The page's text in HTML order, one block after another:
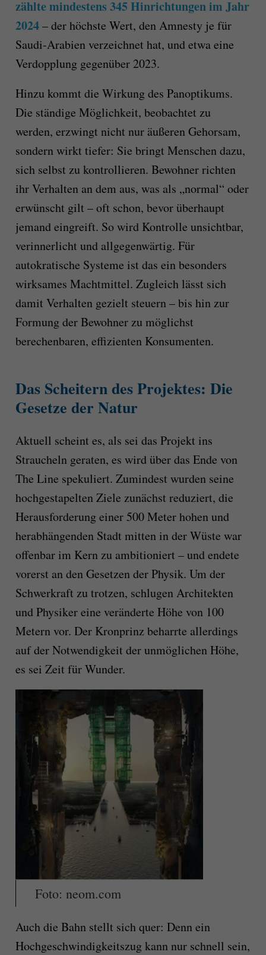
zählte mindestens 345 Hinrichtungen im Jahr
2024– der höchste Wert, den Amnesty je für
Saudi-Arabien verzeichnet hat, und etwa eine
Verdopplung gegenüber 2023.
Hinzu kommt die Wirkung des Panoptikums.
Die ständige Möglichkeit, beobachtet zu
werden, erzwingt nicht nur äußeren Gehorsam,
sondern wirkt tiefer: Sie bringt Menschen dazu,
sich selbst zu kontrollieren. Bewohner richten
ihr Verhalten an dem aus, was als „normal“ oder
erwünscht gilt – oft schon, bevor überhaupt
jemand eingreift. So wird Kontrolle unsichtbar,
verinnerlicht und allgegenwärtig. Für
autokratische Systeme ist das ein besonders
wirksames Machtmittel. Zugleich lässt sich
damit Verhalten gezielt steuern – bis hin zur
Formung der Bewohner zu möglichst
berechenbaren, effizienten Konsumenten.
Das Scheitern des Projektes: Die
Gesetze der Natur
Aktuell scheint es, als sei das Projekt ins
Straucheln geraten, es wird über das Ende von
The Line spekuliert. Zumindest wurden seine
hochgestapelten Ziele zunächst reduziert, die
Herausforderung einer 500 Meter hohen und
herabhängenden Stadt mitten in der Wüste war
offenbar im Kern zu ambitioniert – und endete
vorerst an den Gesetzen der Physik. Um der
Schwerkraft zu trotzen, schlugen Architekten
und Physiker eine veränderte Höhe von 100
Metern vor. Der Kronprinz beharrte allerdings
auf der Notwendigkeit der unmöglichen Höhe,
es sei Zeit für Wunder.
Foto: neom.com
Auch die Bahn stellt sich quer: Denn ein
Hochgeschwindigkeitszug kann nur schnell sein,